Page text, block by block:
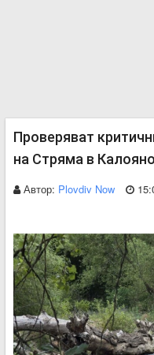
Проверяват
на Стряма в
Автор: Plovdiv Now